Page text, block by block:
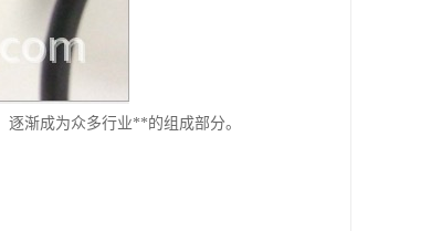
渐成为众多行业**的组成部分。